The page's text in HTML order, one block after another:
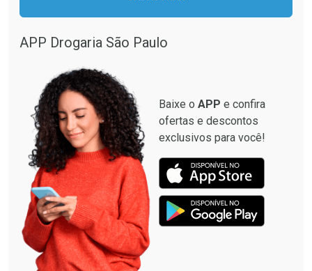
APP Drogaria São Paulo
Baixe o APP e confira
ofertas e descontos
exclusivos para você!